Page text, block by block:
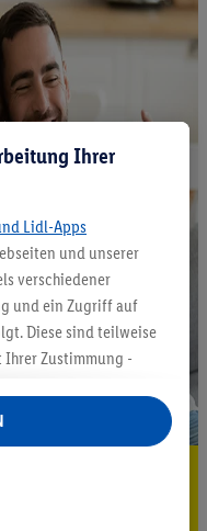
Ihrer
Lidl-Apps
und unserer
verschiedener
und ein Zugriff auf
Diese sind teilweise
Zustimmung -
IAB TCF
Werbung
Werbung werden